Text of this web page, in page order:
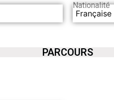
Nationalité
Française
PARCOURS